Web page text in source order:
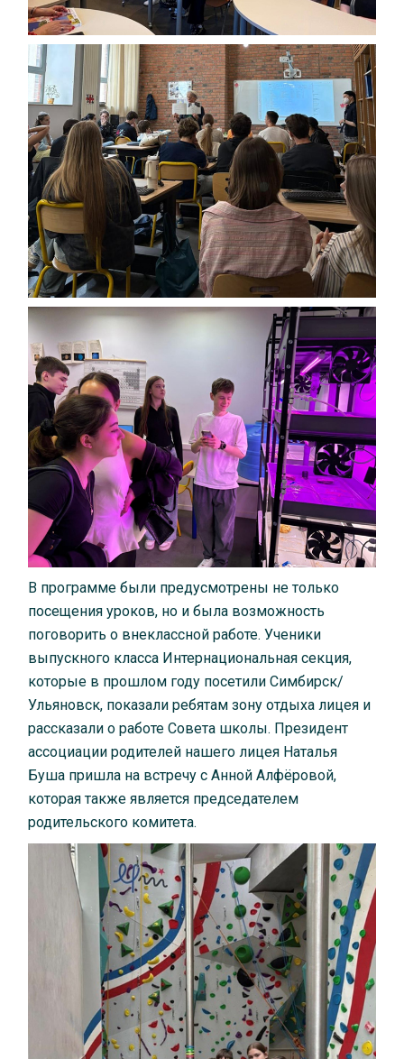
В программе были предусмотрены не только
посещения уроков, но и была возможность
поговорить о внеклассной работе. Ученики
выпускного класса Интернациональная секция,
которые в прошлом году посетили Симбирск/
Ульяновск, показали ребятам зону отдыха лицея и
рассказали о работе Совета школы. Президент
ассоциации родителей нашего лицея Наталья
Буша пришла на встречу с Анной Алфёровой,
которая также является председателем
родительского комитета.